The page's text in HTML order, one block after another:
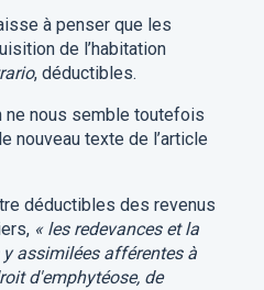
à penser que les
de l’habitation
, déductibles.
ne nous semble toutefois
nouveau texte de l’article
déductibles des revenus
« les redevances et la
assimilées afférentes à
d'emphytéose, de